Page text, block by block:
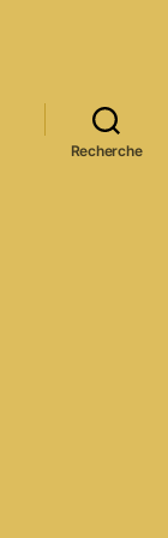
Recherche